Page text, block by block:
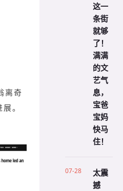
离奇
。
这一
条街
就够
了！
满满
的文
艺气
息，
宝爸
宝妈
快马
住！
07-28
太震
撼